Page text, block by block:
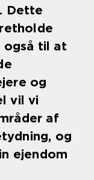
Dette
også til at
og
vil vi
af
og
ejendom